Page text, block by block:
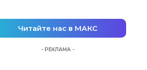
Читайте нас в МАКС
- РЕКЛАМА -